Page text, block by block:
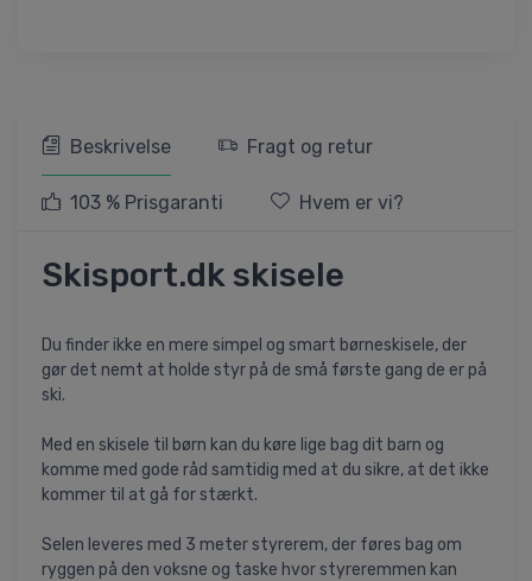
Beskrivelse Fragt og retur
103 % Prisgaranti Hvem er vi?
Skisport.dk skisele
Du finder ikke en mere simpel og smart børneskisele, der
gør det nemt at holde styr på de små første gang de er på
ski.
Med en skisele til børn kan du køre lige bag dit barn og
komme med gode råd samtidig med at du sikre, at det ikke
kommer til at gå for stærkt.
Selen leveres med 3 meter styrerem, der føres bag om
ryggen på den voksne og taske hvor styreremmen kan